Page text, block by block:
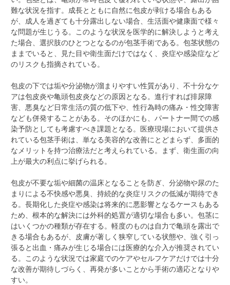
難な状況を指す。成長とともに自然に包皮が剥ける場合もある
が、成人を過ぎても十分露出しない場合、生活面や健康面で様々
な問題が生じうる。このような状況を医学的に解決しようと考え
た場合、選択肢のひとつとなるのが包茎手術である。包茎状態の
ままでいると、見た目や衛生面だけではなく、炎症や感染症など
のリスクも指摘されている。
包皮の下では垢や分泌物が溜まりやすい性質があり、不十分なケ
アは包皮炎や亀頭包皮炎などの原因となる。進行すれば排尿障
害、悪臭など日常生活の質の低下や、性行為時の痛み・性交障害
なども併発することがある。そのほかにも、パートナー間での感
染予防としても考慮すべき課題となる。医療現場において提供さ
れている包茎手術は、単なる美容的な改善にとどまらず、多面的
なメリットを持つ治療法だと考えられている。まず、衛生面の向
上が最大の利点に挙げられる。
包皮が不要な垢や細菌の温床となることを防ぎ、分泌物や尿のた
まりによる不快感や悪臭、持続的な炎症リスクの低減が期待でき
る。長期化した炎症や感染は将来的に悪影響となるケースもある
ため、根本的な解決には外科的処置が適切な場合も多い。包茎に
はいくつかの種類が存在する。軽度のものは自力で亀頭を露出で
きる場合もあるが、皮膚が著しく狭窄している状態や、強く引っ
張ると出血・痛みが生じる場合には医療的な介入が推奨されてい
る。このような状況では家庭でのケアやセルフケアだけでは十分
な改善が期待しづらく、再発が多いことから手術の適応となりや
すい。